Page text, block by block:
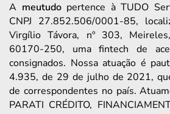
A meutudopertence à TUDO
CNPJ 27.852.506/0001-85,
Virgílio Távora, nº 303,
60170-250, uma fintech de
consignados. Nossa atuação é
4.935, de 29 de julho de 2021,
de correspondentes no país.
PARATI CRÉDITO,